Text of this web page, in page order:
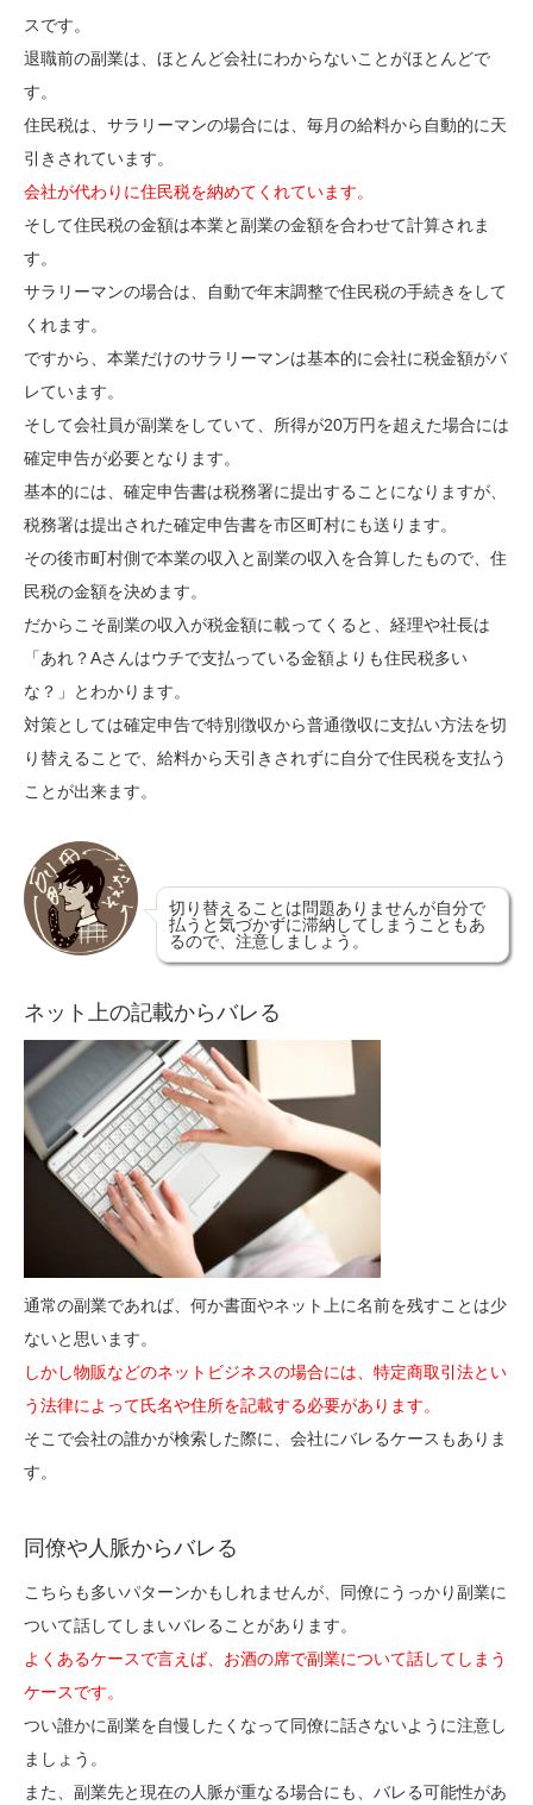
スです。
退職前の副業は、ほとんど会社にわからないことがほとんどで
す。
住民税は、サラリーマンの場合には、毎月の給料から自動的に天
引きされています。
会社が代わりに住民税を納めてくれています。
そして住民税の金額は本業と副業の金額を合わせて計算されま
す。
サラリーマンの場合は、自動で年末調整で住民税の手続きをして
くれます。
ですから、本業だけのサラリーマンは基本的に会社に税金額がバ
レています。
そして会社員が副業をしていて、所得が20万円を超えた場合には
確定申告が必要となります。
基本的には、確定申告書は税務署に提出することになりますが、
税務署は提出された確定申告書を市区町村にも送ります。
その後市町村側で本業の収入と副業の収入を合算したもので、住
民税の金額を決めます。
だからこそ副業の収入が税金額に載ってくると、経理や社長は
「あれ？Aさんはウチで支払っている金額よりも住民税多い
な？」とわかります。
対策としては確定申告で特別徴収から普通徴収に支払い方法を切
り替えることで、給料から天引きされずに自分で住民税を支払う
ことが出来ます。
切り替えることは問題ありませんが自分で
払うと気づかずに滞納してしまうこともあ
るので、注意しましょう。
ネット上の記載からバレる
通常の副業であれば、何か書面やネット上に名前を残すことは少
ないと思います。
しかし物販などのネットビジネスの場合には、特定商取引法とい
う法律によって氏名や住所を記載する必要があります。
そこで会社の誰かが検索した際に、会社にバレるケースもありま
す。
同僚や人脈からバレる
こちらも多いパターンかもしれませんが、同僚にうっかり副業に
ついて話してしまいバレることがあります。
よくあるケースで言えば、お酒の席で副業について話してしまう
ケースです。
つい誰かに副業を自慢したくなって同僚に話さないように注意し
ましょう。
また、副業先と現在の人脈が重なる場合にも、バレる可能性があ